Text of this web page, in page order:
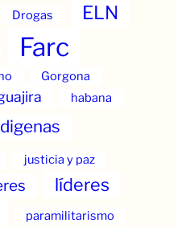
Drogas ELN
Farc
Gorgona
habana
justicia y paz
líderes
paramilitarismo